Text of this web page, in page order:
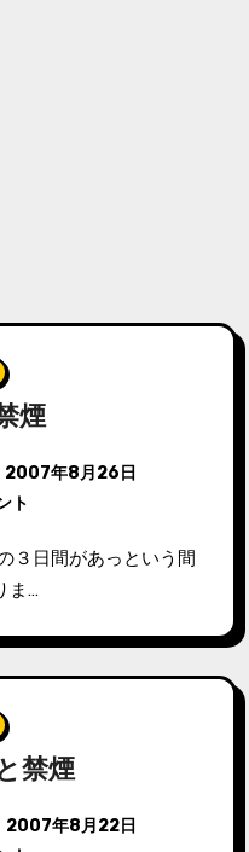
煙
2007年8月26日
ト
ま…
禁煙
2007年8月22日